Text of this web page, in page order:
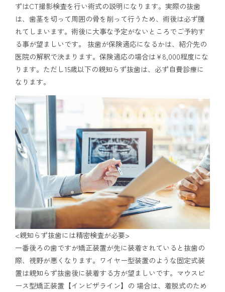
ずはCT撮影検査を行い術式の説明になります。実際の抜歯
は、歯茎を切って周囲の骨を削って行うため、術後は必ず腫
れてしまいます。術後に大事な予定がないところでご予約す
る事が望ましいです。 抜歯が保険適応になるかは、紹介先の
医院の解釈で決まります。保険適応の場合は¥8,000程度にな
ります。ただし15歳以下の親知らず抜歯は、必ず自費診療に
なります。
<親知らず抜歯には精密検査が必要>
一番後ろの歯ですが矯正装置が先に装着されていると抜歯の
際、視野が悪くなります。ワイヤー型装置のような固定式装
置は親知らず抜歯後に装着する方が望ましいです。マウスピ
ース型矯正装置【インビザライン】の 場合は、着脱式のため